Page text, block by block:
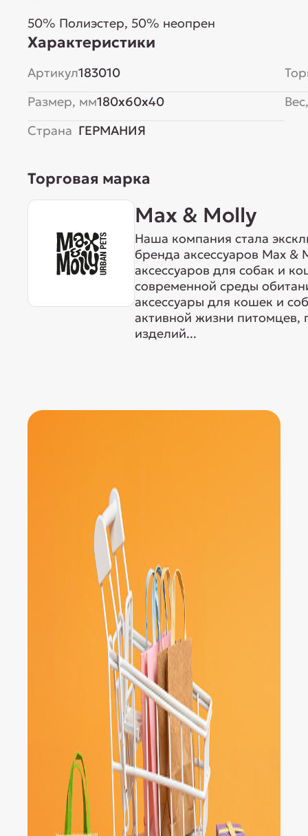
50% Полиэстер, 50% неопрен
Характеристики
Артикул183010
Размер, мм180x60x40
Страна ГЕРМАНИЯ
Торговая марка
Max & Molly
Наша компания стала
бренда аксессуаров Max
аксессуаров для собак и
современной среды
аксессуары для кошек и
активной жизни питомцев,
изделий...